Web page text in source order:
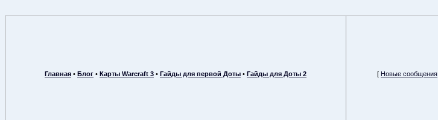
Главная • Блог • Карты Warcraft 3 • Гайды для первой Доты • Гайды для Доты 2 [ Новые сообщения